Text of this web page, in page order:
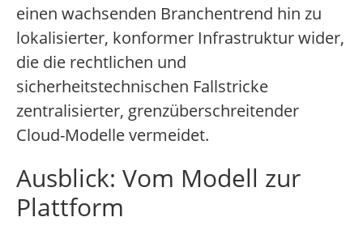
einen wachsenden Branchentrend hin zu
lokalisierter, konformer Infrastruktur wider,
die die rechtlichen und
sicherheitstechnischen Fallstricke
zentralisierter, grenzüberschreitender
Cloud-Modelle vermeidet.
Ausblick: Vom Modell zur
Plattform